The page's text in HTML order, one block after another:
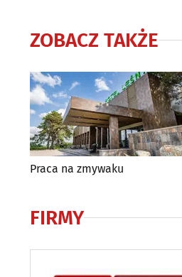
ZOBACZ TAKŻE
Praca na zmywaku
FIRMY